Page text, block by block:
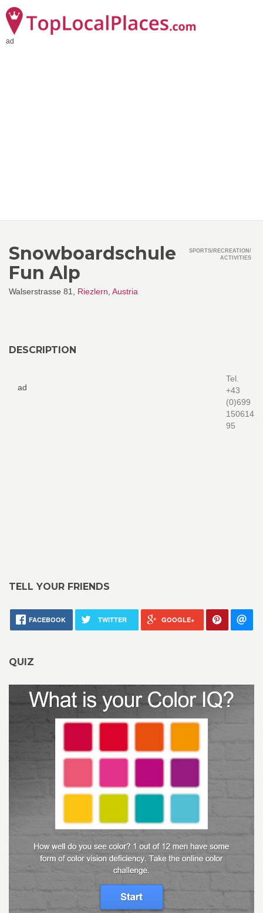
ad
Snowboardschule
Fun Alp
Walserstrasse 81, Riezlern Austria
SPORTS/RECREATION/
ACTIVITIES
DESCRIPTION
ad
Tel.
+43
(0)699
150614
95
TELL YOUR FRIENDS
FACEBOOK TWITTER GOOGLE+
QUIZ